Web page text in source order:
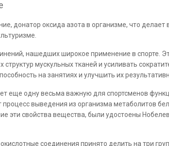
донатор оксида азота в организме, что
нашедших широкое применение в спорте.
структур мускульных тканей и усиливать
на занятиях и улучшить их
еще одну весьма важную для спортсменов
выведения из организма метаболитов
эти свойства вещества, были удостоены
соединения принято делить на три